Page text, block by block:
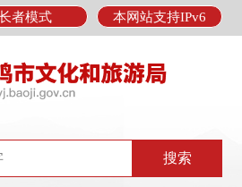
本网站支持IPv6
者模式